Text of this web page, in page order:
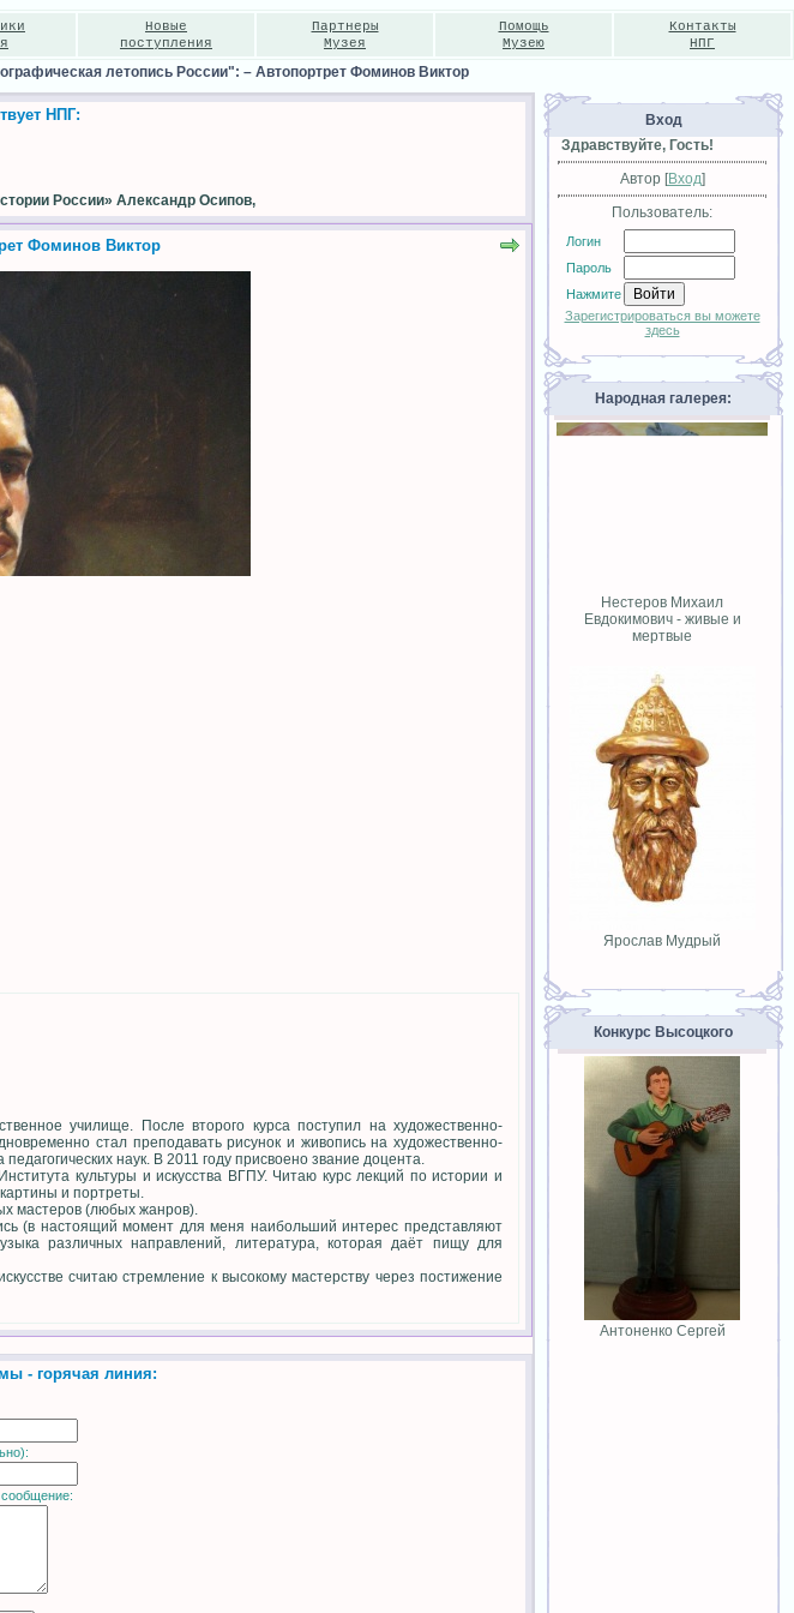
Новые
поступления
Партнеры
Музея
Помощь
Музею
Контакты
НПГ
летопись России": – Автопортрет Фоминов Виктор
НПГ:
России» Александр Осипов,
Фоминов Виктор
училище. После второго курса поступил на художественно-
стал преподавать рисунок и живопись на художественно-
наук. В 2011 году присвоено звание доцента.
культуры и искусства ВГПУ. Читаю курс лекций по истории и
и портреты.
мастеров (любых жанров).
(в настоящий момент для меня наибольший интерес представляют
различных направлений, литература, которая даёт пищу для
считаю стремление к высокому мастерству через постижение
- горячая линия:
Вход
Здравствуйте, Гость!
Автор [Вход]
Пользователь:
Логин
Пароль
Нажмите
Зарегистрироваться вы можете
здесь
Народная галерея:
Нестеров Михаил
Евдокимович - живые и
мертвые
Ярослав Мудрый
Конкурс Высоцкого
Антоненко Сергей